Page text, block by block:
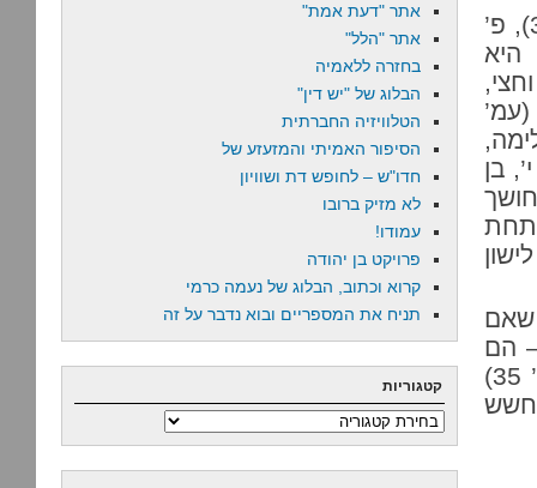
” (עמ’ 38), פ’
היא
בן
02:00, כדי שאם
הם
יהיו מוכנים לפשיטה (עמ’ 36). אשה אחרת מדווחת (עמ’ 35)
מחשש
אתר "דעת אמת"
אתר "הלל"
בחזרה ללאמיה
הבלוג של "יש דין"
הטלוויזיה החברתית
הסיפור האמיתי והמזעזע של
חדו"ש – לחופש דת ושוויון
לא מזיק ברובו
עמודו!
פרויקט בן יהודה
קרוא וכתוב, הבלוג של נעמה כרמי
תניח את המספריים ובוא נדבר על זה
קטגוריות
קטגוריות